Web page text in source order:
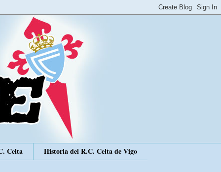
Celta Historia del R.C. Celta de Vigo